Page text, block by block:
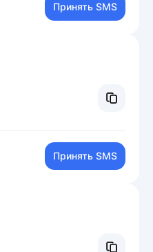
Принять SMS
Принять SMS